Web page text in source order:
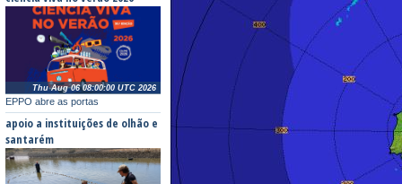
EPPO abre as portas
Thu Aug 06 08:00:00 UTC 2026
apoio a instituições de olhão e
santarém